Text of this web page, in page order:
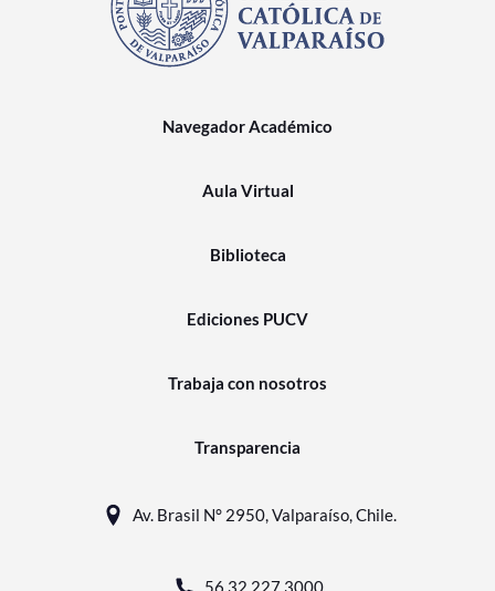
Navegador Académico
Aula Virtual
Biblioteca
Ediciones PUCV
Trabaja con nosotros
Transparencia
Av. Brasil N° 2950, Valparaíso, Chile.
56 32 227 3000